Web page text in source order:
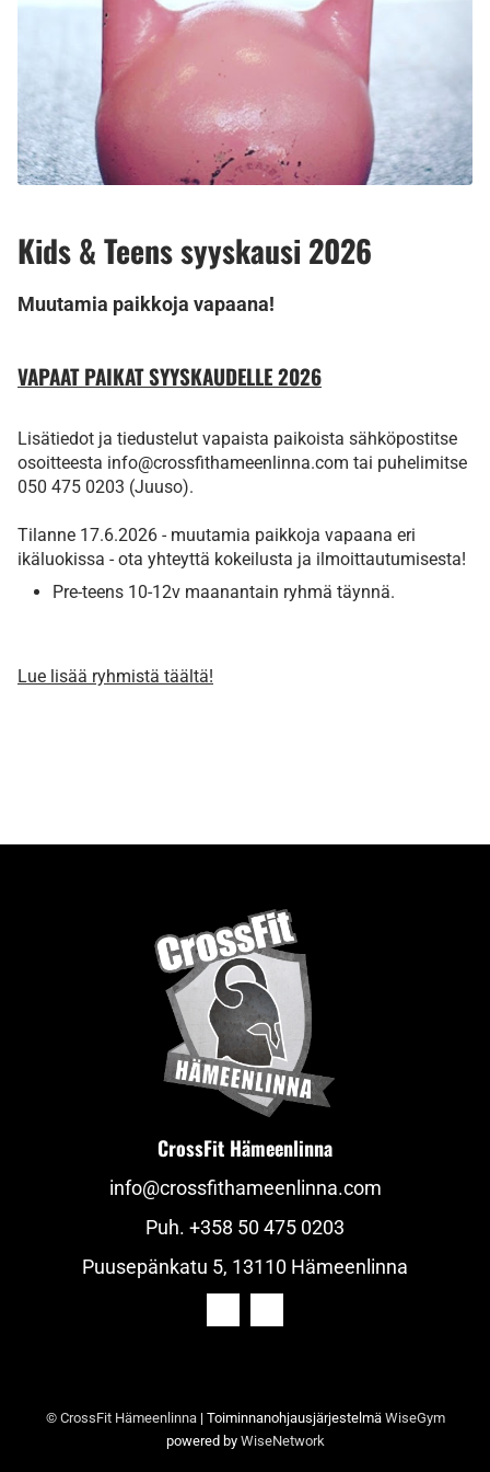
Kids & Teens syyskausi 2026
Muutamia paikkoja vapaana!
VAPAAT PAIKAT SYYSKAUDELLE 2026
Lisätiedot ja tiedustelut vapaista paikoista sähköpostitse
osoitteesta info@crossfithameenlinna.com tai puhelimitse
050 475 0203 (Juuso).
Tilanne 17.6.2026 - muutamia paikkoja vapaana eri
ikäluokissa - ota yhteyttä kokeilusta ja ilmoittautumisesta!
​​​​​​​Pre-teens 10-12v maanantain ryhmä täynnä.
​Lue lisää ryhmistä täältä!
CrossFit Hämeenlinna
info@crossfithameenlinna.com
Puh. +358 50 475 0203
Puusepänkatu 5, 13110 Hämeenlinna
© CrossFit Hämeenlinna| Toiminnanohjausjärjestelmä WiseGym
powered by WiseNetwork